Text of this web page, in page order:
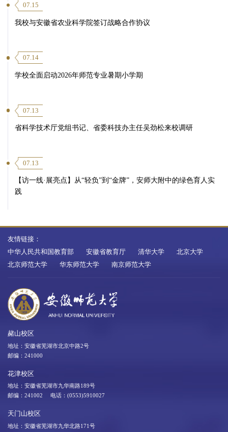
07.15
我校与安徽省农业科学院签订战略合作协议
07.14
学校全面启动2026年师范专业暑期小学期
07.13
省科学技术厅党组书记、省委科技办主任吴劲松来校调研
07.13
【访一线·展亮点】从“轻负”到“金牌”，安师大附中的绿色育人实
践
友情链接：
中华人民共和国教育部
安徽省教育厅 清华大学
北京大学
北京师范大学
华东师范大学 南京师范大学
赭山校区
地址：安徽省芜湖市北京中路2号
邮编：241000
花津校区
地址：安徽省芜湖市九华南路189号
邮编：241002 电话：(0553)5910027
天门山校区
地址：安徽省芜湖市九华北路171号